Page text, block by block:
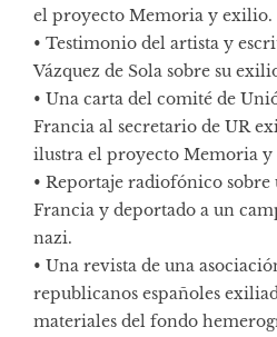
el proyecto Memoria y exilio.
• Testimonio del artista y
Vázquez de Sola sobre su
• Una carta del comité de
Francia al secretario de UR
ilustra el proyecto Memoria
• Reportaje radiofónico
Francia y deportado a un
nazi.
• Una revista de una
republicanos españoles
materiales del fondo